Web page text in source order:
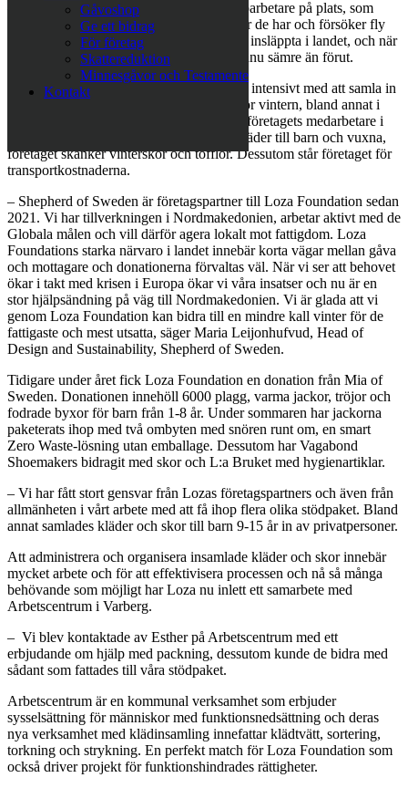
Gåvoshop
Ge ett bidrag
För företag
Skattereduktion
Minnesgåvor och Testamente
Kontakt
– Vi får oroande vittnesmål från våra hjälparbetare på plats, som
berättar att familjer nu säljer de få ägodelar de har och försöker fly
till andra länder i Europa. Ofta blir de inte insläppta i landet, och när
de skickas tillbaka är deras utgångsläge ännu sämre än förut.
Under hösten har Loza Foundation jobbat intensivt med att samla in
medel och organisera hjälpsändningar inför vintern, bland annat i
samarbete med Shepherd of Sweden. Skoföretagets medarbetare i
Sverige har samlat in och skänkt varma kläder till barn och vuxna,
företaget skänker vinterskor och tofflor. Dessutom står företaget för
transportkostnaderna.
– Shepherd of Sweden är företagspartner till Loza Foundation sedan
2021. Vi har tillverkningen i Nordmakedonien, arbetar aktivt med de
Globala målen och vill därför agera lokalt mot fattigdom. Loza
Foundations starka närvaro i landet innebär korta vägar mellan gåva
och mottagare och donationerna förvaltas väl. När vi ser att behovet
ökar i takt med krisen i Europa ökar vi våra insatser och nu är en
stor hjälpsändning på väg till Nordmakedonien. Vi är glada att vi
genom Loza Foundation kan bidra till en mindre kall vinter för de
fattigaste och mest utsatta, säger Maria Leijonhufvud, Head of
Design and Sustainability, Shepherd of Sweden.
Tidigare under året fick Loza Foundation en donation från Mia of
Sweden. Donationen innehöll 6000 plagg, varma jackor, tröjor och
fodrade byxor för barn från 1-8 år. Under sommaren har jackorna
paketerats ihop med två ombyten med snören runt om, en smart
Zero Waste-lösning utan emballage. Dessutom har Vagabond
Shoemakers bidragit med skor och L:a Bruket med hygienartiklar.
– Vi har fått stort gensvar från Lozas företagspartners och även från
allmänheten i vårt arbete med att få ihop flera olika stödpaket. Bland
annat samlades kläder och skor till barn 9-15 år in av privatpersoner.
Att administrera och organisera insamlade kläder och skor innebär
mycket arbete och för att effektivisera processen och nå så många
behövande som möjligt har Loza nu inlett ett samarbete med
Arbetscentrum i Varberg.
– Vi blev kontaktade av Esther på Arbetscentrum med ett
erbjudande om hjälp med packning, dessutom kunde de bidra med
sådant som fattades till våra stödpaket.
Arbetscentrum är en kommunal verksamhet som erbjuder
sysselsättning för människor med funktionsnedsättning och deras
nya verksamhet med klädinsamling innefattar klädtvätt, sortering,
torkning och strykning. En perfekt match för Loza Foundation som
också driver projekt för funktionshindrades rättigheter.